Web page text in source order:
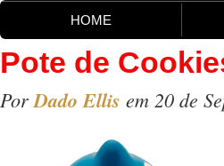
HOME
Pote de
PorDado Ellis em 20 de